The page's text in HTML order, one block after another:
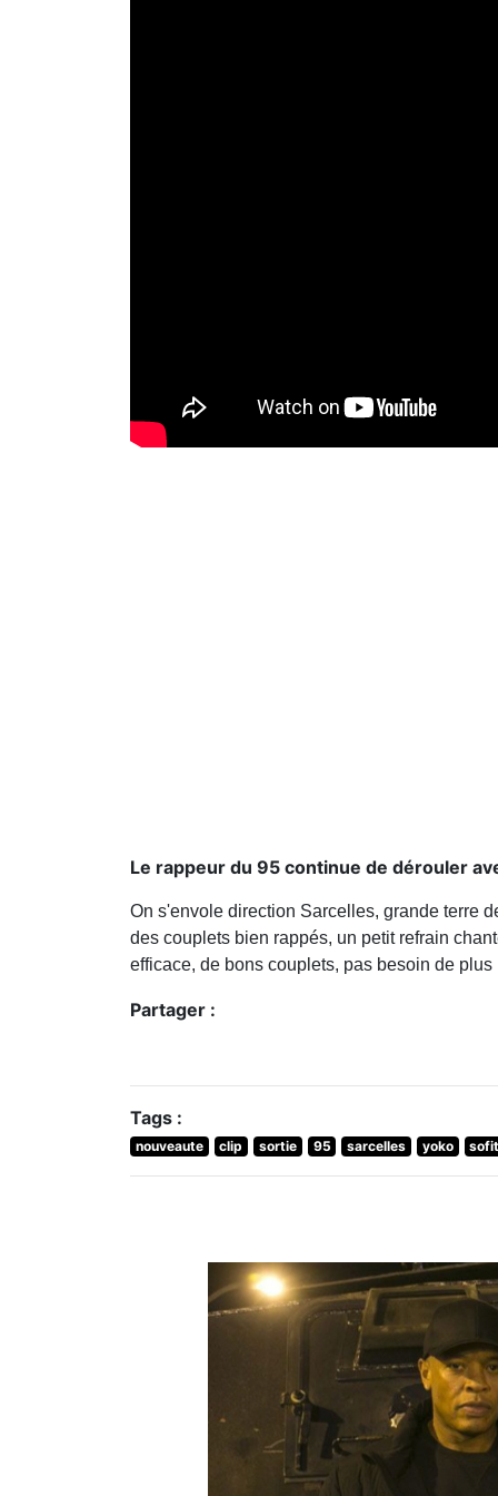
Le rappeur du 95 continue de dérouler
On s'envole direction Sarcelles, grande terre
des couplets bien rappés, un petit refrain
efficace, de bons couplets, pas besoin de
Partager :
Tags :
nouveaute clip sortie 95 sarcelles yoko